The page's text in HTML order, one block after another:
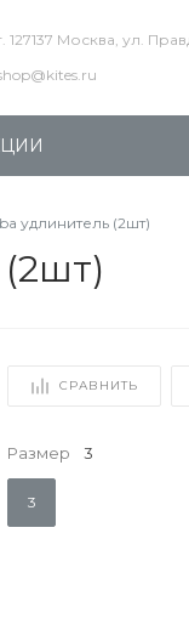
127137 Москва, ул.
удлинитель (2шт)
СРАВНИТЬ
Размер 3
3